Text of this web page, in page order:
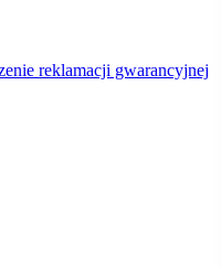
reklamacji gwarancyjnej